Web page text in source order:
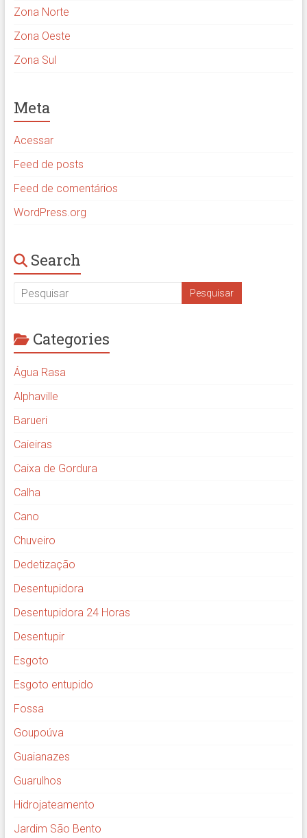
Zona Norte
Zona Oeste
Zona Sul
Meta
Acessar
Feed de posts
Feed de comentários
WordPress.org
Search
Categories
Água Rasa
Alphaville
Barueri
Caieiras
Caixa de Gordura
Calha
Cano
Chuveiro
Dedetização
Desentupidora
Desentupidora 24 Horas
Desentupir
Esgoto
Esgoto entupido
Fossa
Goupoúva
Guaianazes
Guarulhos
Hidrojateamento
Jardim São Bento